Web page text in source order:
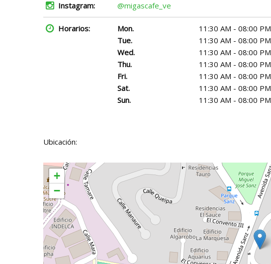
Instagram: @migascafe_ve
Horarios: Mon.
11:30 AM - 08:00 PM
Tue.
11:30 AM - 08:00 PM
Wed.
11:30 AM - 08:00 PM
Thu.
11:30 AM - 08:00 PM
Fri.
11:30 AM - 08:00 PM
Sat.
11:30 AM - 08:00 PM
Sun.
11:30 AM - 08:00 PM
Ubicación:
+
−